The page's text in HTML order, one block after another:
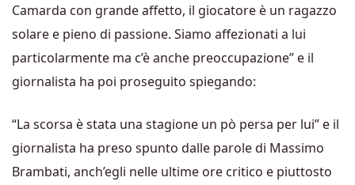
Camarda con grande affetto, il giocatore è un ragazzo
solare e pieno di passione. Siamo affezionati a lui
particolarmente ma c’è anche preoccupazione” e il
giornalista ha poi proseguito spiegando:
“La scorsa è stata una stagione un pò persa per lui” e il
giornalista ha preso spunto dalle parole di Massimo
Brambati, anch’egli nelle ultime ore critico e piuttosto